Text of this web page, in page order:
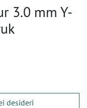
3.0 mm Y-
desideri